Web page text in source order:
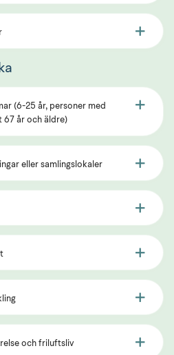
(6-25 år, personer med
67 år och äldre)
eller samlingslokaler
och friluftsliv